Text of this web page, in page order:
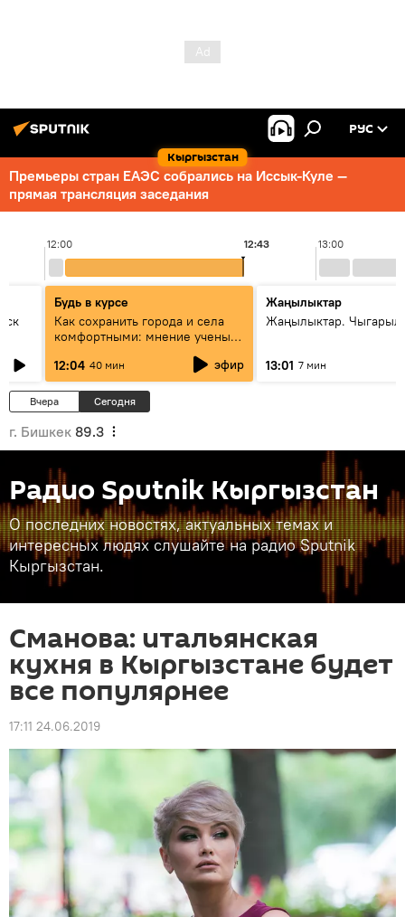
Кыргызстан
РУС
Премьеры стран ЕАЭС собрались на Иссык-Куле —
прямая трансляция заседания
12:00 13:00
12:43
Будь в курсе
Как сохранить города и села
комфортными: мнение ученых
12:04 40 мин эфир
Жаңылыктар
Жаңылыктар.
13:01 7 мин
Вчера Сегодня
г. Бишкек 89.3
Радио Sputnik Кыргызстан
О последних новостях, актуальных темах и
интересных людях слушайте на радио Sputnik
Кыргызстан.
Сманова: итальянская
кухня в Кыргызстане будет
все популярнее
17:11 24.06.2019